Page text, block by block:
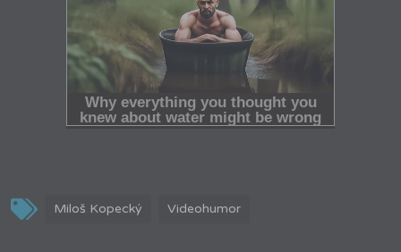
Miloš Kopecký Videohumor